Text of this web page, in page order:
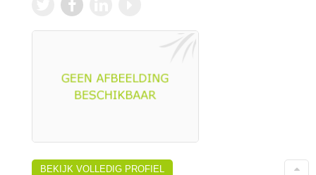
BEKIJK VOLLEDIG PROFIEL